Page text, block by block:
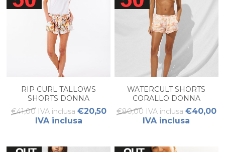
RIP CURL TALLOWS
SHORTS DONNA
€41,00 IVA inclusa €20,50
IVA inclusa
WATERCULT SHORTS
CORALLO DONNA
€80,00 IVA inclusa €40,00
IVA inclusa